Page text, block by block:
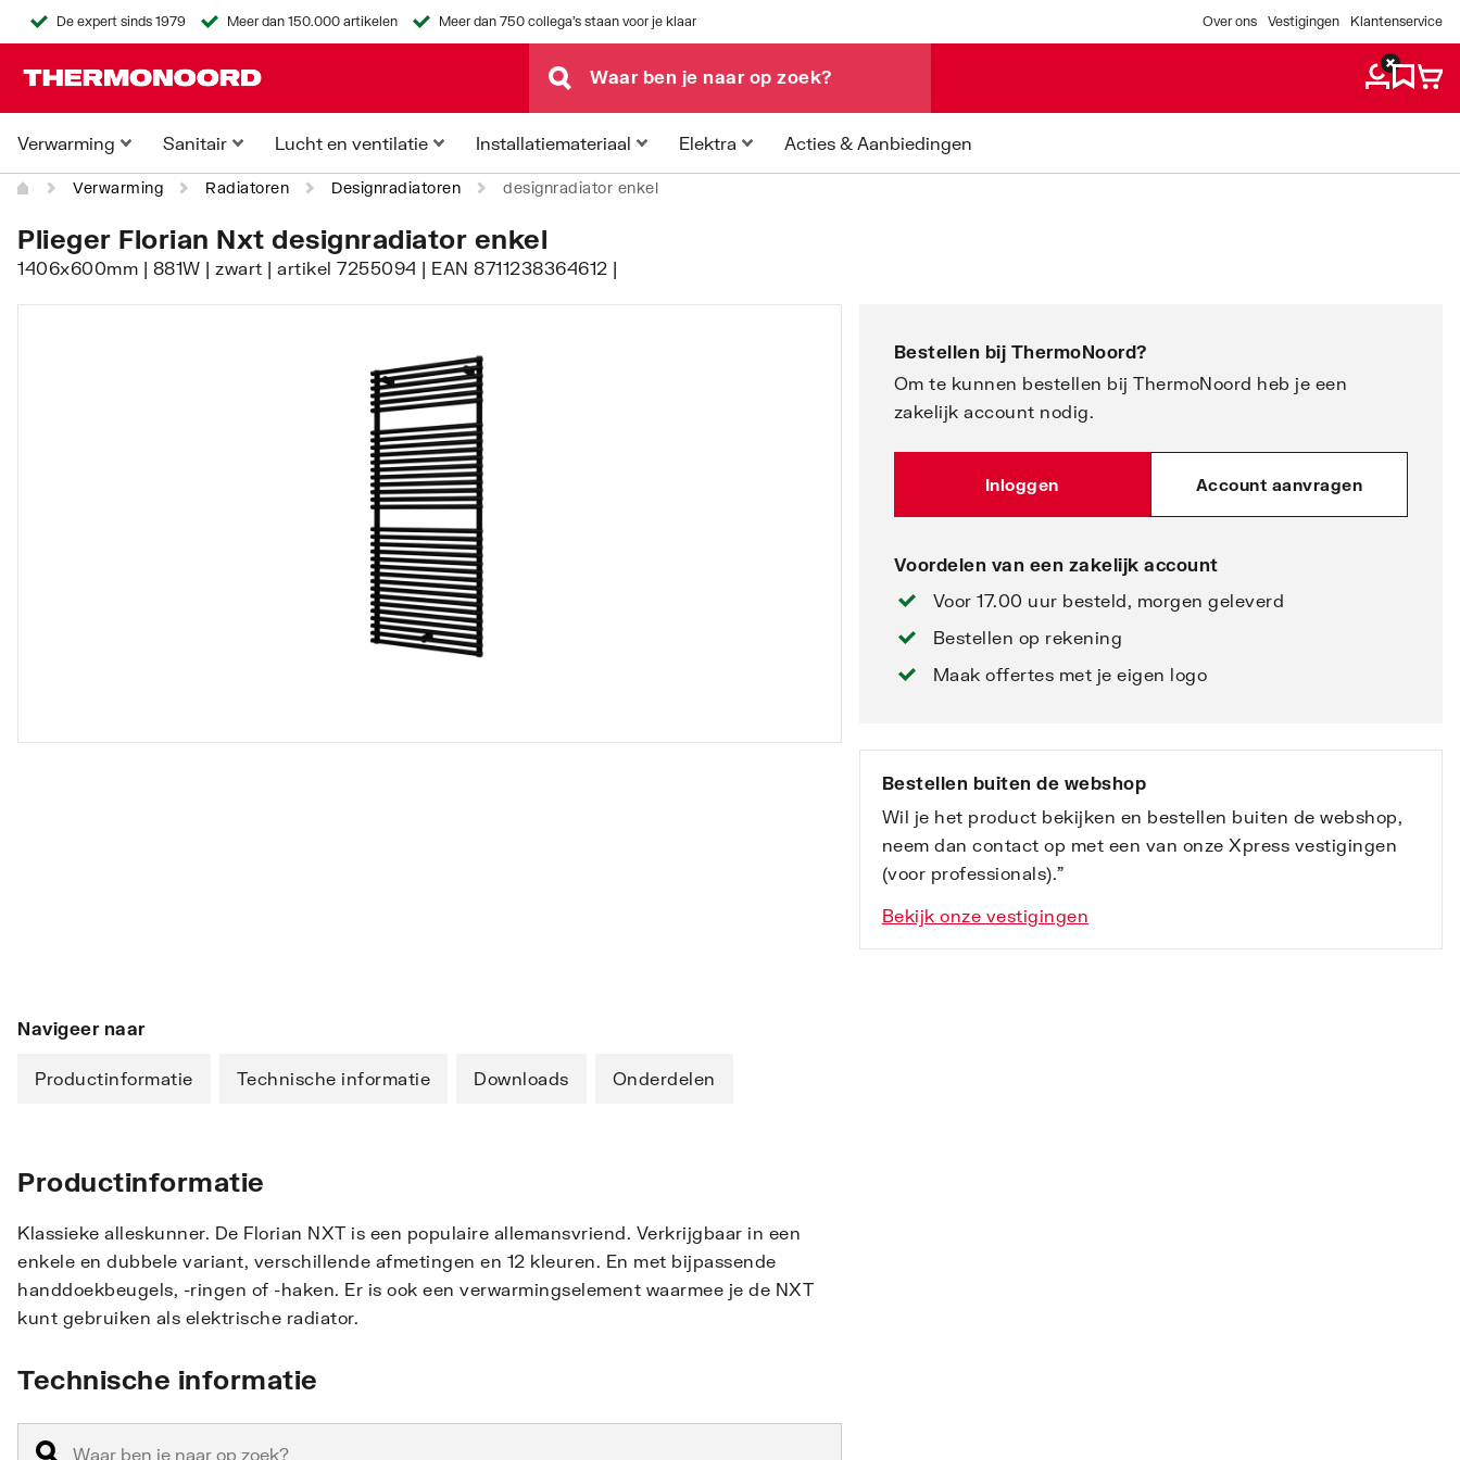
De expert sinds 1979 Meer dan 150.000 artikelen Meer dan 750 collega's staan voor je klaar Over ons Vestigingen Klantenservice
Verwarming Sanitair Lucht en ventilatie Installatiemateriaal Elektra Acties & Aanbiedingen
Verwarming Radiatoren Designradiatoren designradiator enkel
Plieger Florian Nxt designradiator enkel
1406x600mm | 881W | zwart | artikel 7255094 | EAN 8711238364612 |
Bestellen bij ThermoNoord?
Om te kunnen bestellen bij ThermoNoord heb je een
zakelijk account nodig.
Inloggen Account aanvragen
Voordelen van een zakelijk account
Voor 17.00 uur besteld, morgen geleverd
Bestellen op rekening
Maak offertes met je eigen logo
Bestellen buiten de webshop
Wil je het product bekijken en bestellen buiten de webshop,
neem dan contact op met een van onze Xpress vestigingen
(voor professionals).”
Bekijk onze vestigingen
Navigeer naar
Productinformatie Technische informatie Downloads Onderdelen
Productinformatie
Klassieke alleskunner. De Florian NXT is een populaire allemansvriend. Verkrijgbaar in een
enkele en dubbele variant, verschillende afmetingen en 12 kleuren. En met bijpassende
handdoekbeugels, -ringen of -haken. Er is ook een verwarmingselement waarmee je de NXT
kunt gebruiken als elektrische radiator.
Technische informatie